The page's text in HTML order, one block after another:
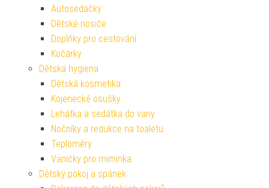
Autosedačky
Dětské nosiče
Doplňky pro cestování
Kočárky
Dětská hygiena
Dětská kosmetika
Kojenecké osušky
Lehátka a sedátka do vany
Nočníky a redukce na toaletu
Teploměry
Vaničky pro miminka
Dětský pokoj a spánek